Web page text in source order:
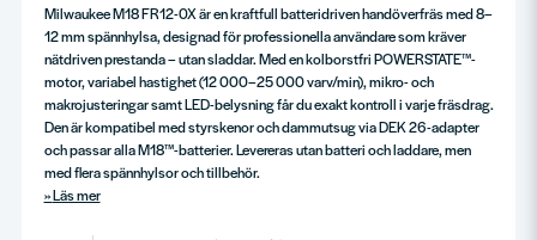
Milwaukee M18 FR12-0X är en kraftfull batteridriven handöverfräs med 8–
12 mm spännhylsa, designad för professionella användare som kräver
nätdriven prestanda – utan sladdar. Med en kolborstfri POWERSTATE™-
motor, variabel hastighet (12 000–25 000 varv/min), mikro- och
makrojusteringar samt LED-belysning får du exakt kontroll i varje fräsdrag.
Den är kompatibel med styrskenor och dammutsug via DEK 26-adapter
och passar alla M18™-batterier. Levereras utan batteri och laddare, men
med flera spännhylsor och tillbehör.
Läs mer